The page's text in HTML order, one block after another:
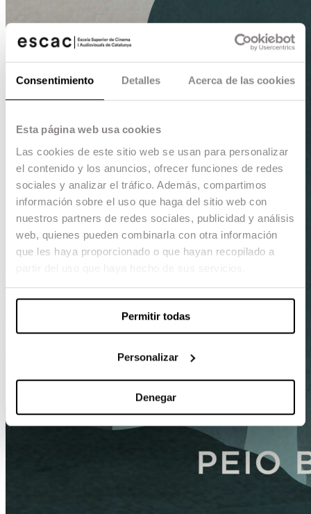
Consentimiento Detalles Acerca de las cookies
Esta página web usa cookies
Las cookies de este sitio web se usan para personalizar
el contenido y los anuncios, ofrecer funciones de redes
sociales y analizar el tráfico. Además, compartimos
información sobre el uso que haga del sitio web con
nuestros partners de redes sociales, publicidad y análisis
web, quienes pueden combinarla con otra información
que les haya proporcionado o que hayan recopilado a
Permitir todas
Personalizar
Denegar